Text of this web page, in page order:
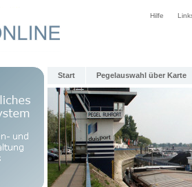
Hilfe
Start Pegelauswahl über Karte